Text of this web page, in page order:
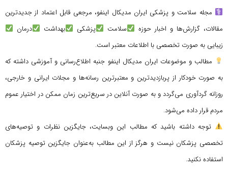
مجله سلامت و پزشکی ایران مدیکال اینفو، مرجعی قابل اعتماد از جدیدترین
مقالات، گزارش‌ها و اخبار حوزه
سلامت پزشکی بهداشت
درمان
زیبایی به صورت تخصصی با اطلاعات معتبر است.
مطالب و موضوعات ایران مدیکال اینفو جنبه اطلاع‌رسانی و آموزشی داشته که
به صورت خودکار از پربازدیدترین و معتبرترین رسانه‌ها و مجلات ایرانی و خارجی،
روزانه گردآوری می‌گردد و به صورت آنلاین در سریع‌ترین زمان ممکن در اختیار عموم
مردم قرار داده می‌شود.
توجه داشته باشید که مطالب این وبسایت، جایگزین نظرات و توصیه‌های
تخصصی پزشکان نیست و هرگز از این مطالب به‌عنوان جایگزین توصیه پزشکان
استفاده نکنید.